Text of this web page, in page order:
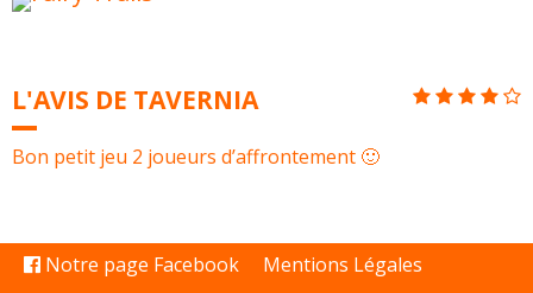
L'AVIS DE TAVERNIA
Bon petit jeu 2 joueurs d’affrontement 🙂
Notre page Facebook
Mentions Légales